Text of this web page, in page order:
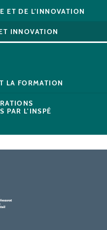
ET DE L'INNOVATION
INNOVATION
LA FORMATION
PAR L'INSPÉ